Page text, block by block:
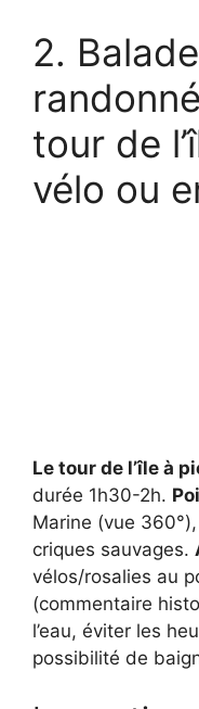
2.
tour de
vélo ou
Le tour de l’île à
durée 1h30-2h.
Marine (vue
criques sauvages.
vélos/rosalies au
(commentaire
l’eau, éviter les
possibilité de